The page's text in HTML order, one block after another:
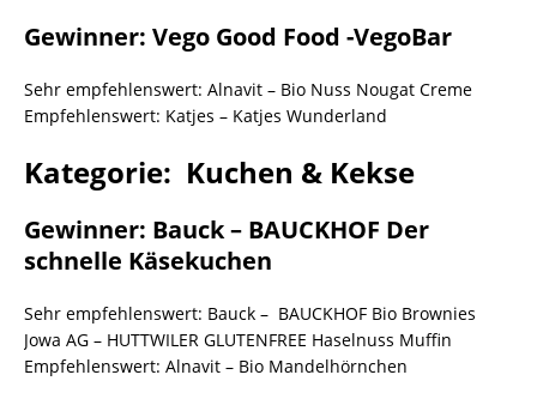
Gewinner: Vego Good Food -VegoBar
Sehr empfehlenswert: Alnavit – Bio Nuss Nougat Creme
Empfehlenswert: Katjes – Katjes Wunderland
Kategorie: Kuchen & Kekse
Gewinner: Bauck – BAUCKHOF Der
schnelle Käsekuchen
Sehr empfehlenswert: Bauck – BAUCKHOF Bio Brownies
Jowa AG – HUTTWILER GLUTENFREE Haselnuss Muffin
Empfehlenswert: Alnavit – Bio Mandelhörnchen